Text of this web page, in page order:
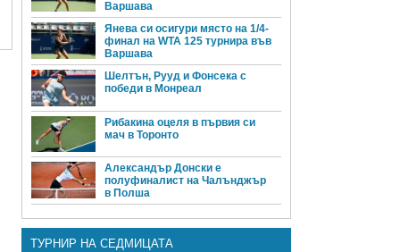
Варшава
Янева си осигури място на 1/4-
финал на WTA 125 турнира във
Варшава
Шелтън, Рууд и Фонсека с
победи в Монреал
Рибакина оцеля в първия си
мач в Торонто
Александър Донски е
полуфиналист на Чалънджър
в Полша
ТУРНИР НА СЕДМИЦАТА